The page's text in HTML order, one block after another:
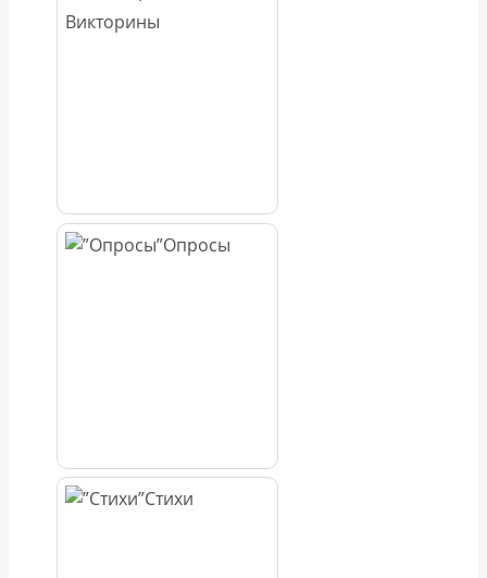
Викторины
Опросы
Стихи